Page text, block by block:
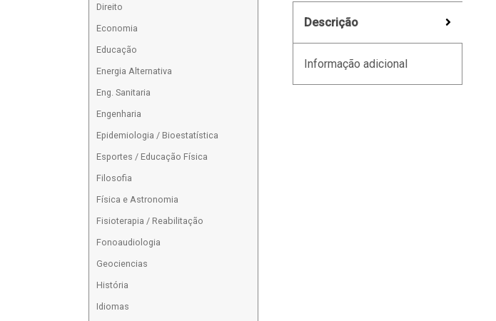
Descrição
Informação adicional
Direito
Economia
Educação
Energia Alternativa
Eng. Sanitaria
Engenharia
Epidemiologia / Bioestatística
Esportes / Educação Física
Filosofia
Física e Astronomia
Fisioterapia / Reabilitação
Fonoaudiologia
Geociencias
História
Idiomas